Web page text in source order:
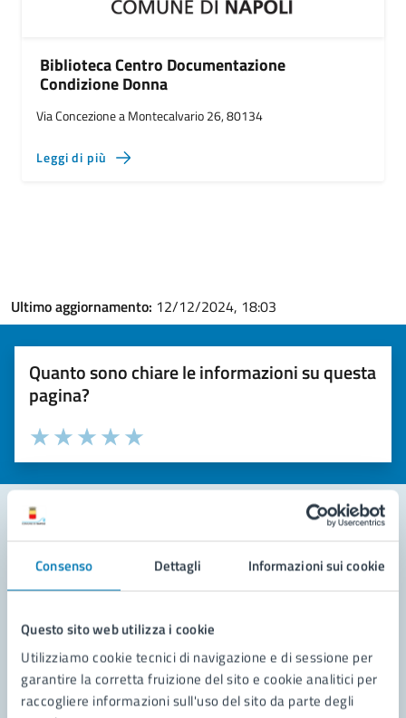
Consenso Dettagli Informazioni sui cookie
Questo sito web utilizza i cookie
Utilizziamo cookie tecnici di navigazione e di sessione per
garantire la corretta fruizione del sito e cookie analitici per
raccogliere informazioni sull'uso del sito da parte degli
Biblioteca Centro Documentazione
Condizione Donna
Via Concezione a Montecalvario 26, 80134
Leggi di più
Ultimo aggiornamento: 12/12/2024, 18:03
Quanto sono chiare le informazioni su questa
pagina?
Valuta la chiarezza delle informazioni (da 1 a 5 stelle)
Seleziona il numero di stelle per valutare la chiarezza delle
Valuta 5 stelle su 5
Valuta 4 stelle su 5
Valuta 3 stelle su 5
Valuta 2 stelle su 5
Valuta 1 stelle su 5
Contatta il comune
Leggi le domande frequenti
Richiedi assistenza
Prenota appuntamento